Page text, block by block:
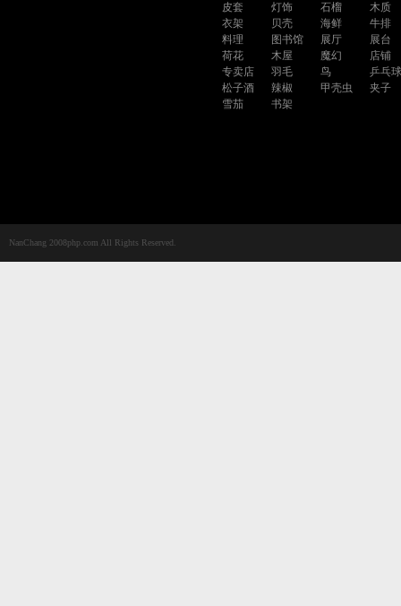
皮套 灯饰 石榴
木质
衣架
贝壳 海鲜
牛排
料理
图书馆 展厅
展台
荷花
木屋 魔幻
店铺
专卖店
羽毛 鸟
乒乓球
松子酒
辣椒 甲壳虫
夹子
雪茄
书架
NanChang 2008php.com All Rights Reserved.